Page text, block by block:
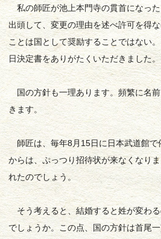
私の師匠が池上本門寺の貫首になっ
出頭して、変更の理由を述べ許可を得
ことは国として奨励することではない
日決定書をありがたくいただきました。
国の方針も一理あります。頻繁に名
きます。
師匠は、毎年8月15日に日本武道館で
からは、ぷっつり招待状が来なくなり
れたのでしょう。
そう考えると、結婚すると姓が変わる
でしょうか。この点、国の方針は首尾